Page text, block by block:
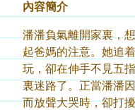
內容簡介
潘潘負氣離開家裏，
起爸媽的注意。她追
玩，卻在伸手不見五
裏迷路了。正當潘潘
而放聲大哭時，卻打